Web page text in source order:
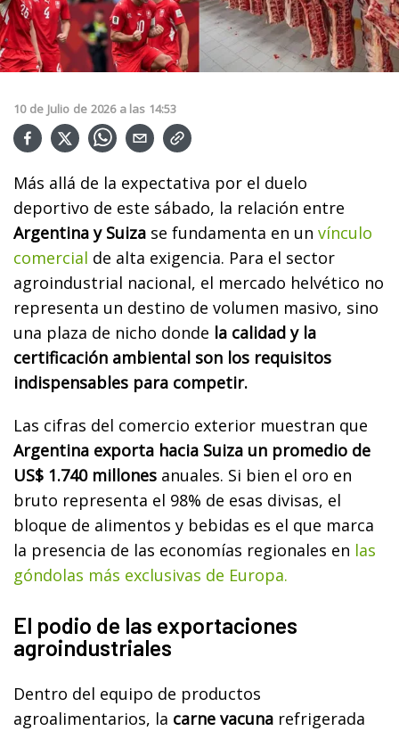
10 de Julio de 2026 a las 14:53
Más allá de la expectativa por el duelo
deportivo de este sábado, la relación entre
Argentina y Suiza se fundamenta en un vínculo
comercial de alta exigencia. Para el sector
agroindustrial nacional, el mercado helvético no
representa un destino de volumen masivo, sino
una plaza de nicho donde la calidad y la
certificación ambiental son los requisitos
indispensables para competir.
Las cifras del comercio exterior muestran que
Argentina exporta hacia Suiza un promedio de
US$ 1.740 millones anuales. Si bien el oro en
bruto representa el 98% de esas divisas, el
bloque de alimentos y bebidas es el que marca
la presencia de las economías regionales en las
góndolas más exclusivas de Europa.
El podio de las exportaciones
agroindustriales
Dentro del equipo de productos
agroalimentarios, la carne vacuna refrigerada